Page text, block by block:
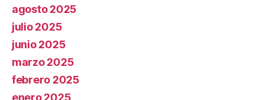
agosto 2025
julio 2025
junio 2025
marzo 2025
febrero 2025
enero 2025